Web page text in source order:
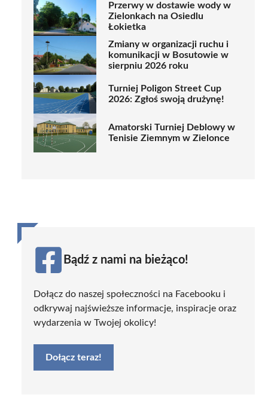
Przerwy w dostawie wody w
Zielonkach na Osiedlu
Łokietka
Zmiany w organizacji ruchu i
komunikacji w Bosutowie w
sierpniu 2026 roku
Turniej Poligon Street Cup
2026: Zgłoś swoją drużynę!
Amatorski Turniej Deblowy w
Tenisie Ziemnym w Zielonce
Bądź z nami na bieżąco!
Dołącz do naszej społeczności na Facebooku i
odkrywaj najświeższe informacje, inspiracje oraz
wydarzenia w Twojej okolicy!
Dołącz teraz!